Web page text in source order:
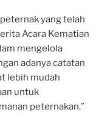
yang telah
Acara Kematian
mengelola
adanya catatan
lebih mudah
untuk
peternakan.”